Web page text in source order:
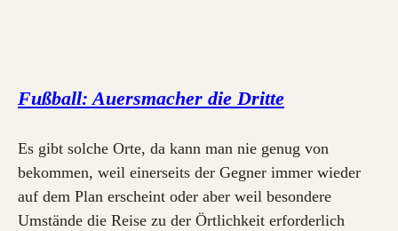
Fußball: Auersmacher die Dritte
Es gibt solche Orte, da kann man nie genug von
bekommen, weil einerseits der Gegner immer wieder
auf dem Plan erscheint oder aber weil besondere
Umstände die Reise zu der Örtlichkeit erforderlich